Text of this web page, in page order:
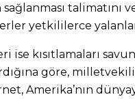
talimatını
yetkililerce
ise kısıtlamaları
göre,
Amerika’nın